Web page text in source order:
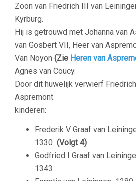
Zoon van Friedrich III van
Kyrburg.
Hij is getrouwd met Johanna van
van Gosbert VII, Heer van
Van Noyon (Zie Heren van
Agnes van Coucy.
Door dit huwelijk verwierf
Aspremont.
kinderen:
Frederik V Graaf van
1330 (Volgt 4)
Godfried I Graaf van
1343